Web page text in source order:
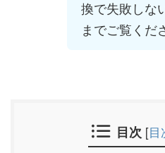
換で失敗しな
までご覧くだ
目次 [目